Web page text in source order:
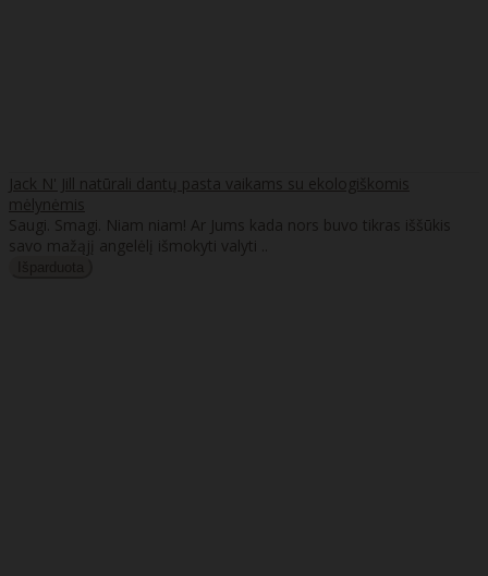
Jack N' Jill natūrali dantų pasta vaikams su ekologiškomis
mėlynėmis
Saugi. Smagi. Niam niam! Ar Jums kada nors buvo tikras iššūkis
savo mažąjį angelėlį išmokyti valyti ..